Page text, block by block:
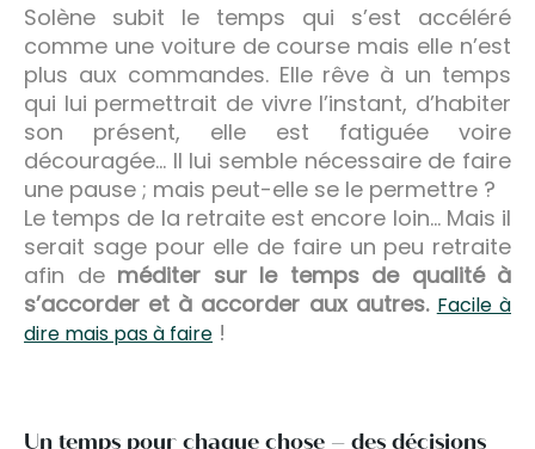
Solène subit le temps qui s’est accéléré
comme une voiture de course mais elle n’est
plus aux commandes. Elle rêve à un temps
qui lui permettrait de vivre l’instant, d’habiter
son présent, elle est fatiguée voire
découragée… Il lui semble nécessaire de faire
une pause ; mais peut-elle se le permettre ?
Le temps de la retraite est encore loin… Mais il
serait sage pour elle de faire un peu retraite
afin de méditer sur le temps de qualité à
s’accorder et à accorder aux autres. Facile à
dire mais pas à faire !
Un temps pour chaque chose – des décisions